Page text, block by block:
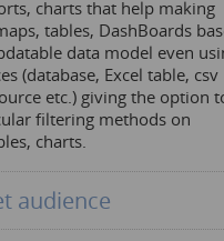
charts that help making
tables, DashBoards
data model even
(database, Excel table, csv
etc.) giving the option
filtering methods on
charts.
audience